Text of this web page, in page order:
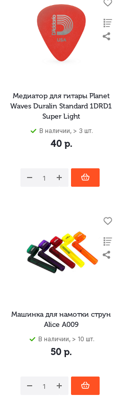
Медиатор для гитары Planet
Waves Duralin Standard 1DRD1
Super Light
В наличии, > 3 шт.
40р.
Машинка для намотки струн
Alice A009
В наличии, > 10 шт.
50 р.